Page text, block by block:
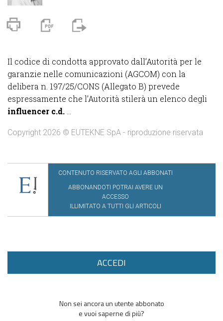
Il codice di condotta approvato dall’Autorità per le
garanzie nelle comunicazioni (AGCOM) con la
delibera n. 197/25/CONS (Allegato B) prevede
espressamente che l’Autorità stilerà un elenco degli
influencer c.d.
Copyright 2026 © EUTEKNE SpA - riproduzione riservata
CONTENUTO RISERVATO AGLI ABBONATI
ABBONANDOTI POTRAI AVERE UN
ACCESSO
ILLIMITATO A TUTTI GLI ARTICOLI
ACCEDI
Non sei ancora un utente abbonato
e vuoi saperne di più?